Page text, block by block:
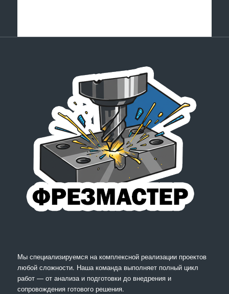
Мы специализируемся на комплексной реализации проектов
любой сложности. Наша команда выполняет полный цикл
работ — от анализа и подготовки до внедрения и
сопровождения готового решения.